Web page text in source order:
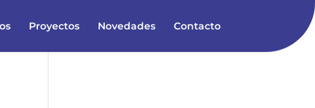
Proyectos Novedades Contacto